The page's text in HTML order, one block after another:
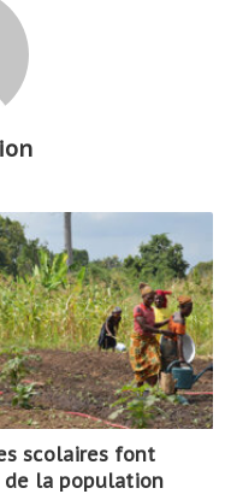
scolaires font
la population